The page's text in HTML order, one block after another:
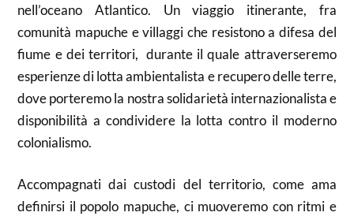
nell’oceano Atlantico. Un viaggio itinerante, fra
comunità mapuche e villaggi che resistono a difesa del
fiume e dei territori, durante il quale attraverseremo
esperienze di lotta ambientalista e recupero delle terre,
dove porteremo la nostra solidarietà internazionalista e
disponibilità a condividere la lotta contro il moderno
colonialismo.
Accompagnati dai custodi del territorio, come ama
definirsi il popolo mapuche, ci muoveremo con ritmi e